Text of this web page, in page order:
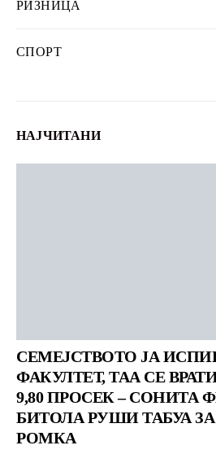
РИЗНИЦА
СПОРТ
НАЈЧИТАНИ
СЕМЕЈСТВОТО ЈА
ФАКУЛТЕТ, ТАА СЕ
9,80 ПРОСЕК – СОНИТА
БИТОЛА РУШИ ТАБУА
РОМКА